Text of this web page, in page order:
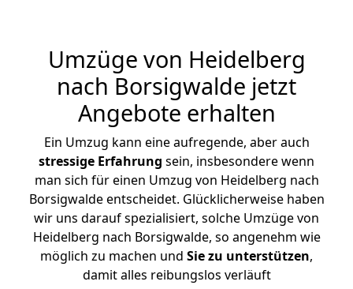
Umzüge von Heidelberg
nach Borsigwalde jetzt
Angebote erhalten
Ein Umzug kann eine aufregende, aber auch
stressige Erfahrung sein, insbesondere wenn
man sich für einen Umzug von Heidelberg nach
Borsigwalde entscheidet. Glücklicherweise haben
wir uns darauf spezialisiert, solche Umzüge von
Heidelberg nach Borsigwalde, so angenehm wie
möglich zu machen und Sie zu unterstützen,
damit alles reibungslos verläuft